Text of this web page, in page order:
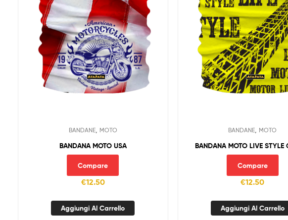
BANDANE, MOTO
BANDANA MOTO USA
Compare
€12.50
Aggiungi Al Carrello
BANDANE MOTO
BANDANA MOTO LIVE STYLE
Compare
€12.50
Aggiungi Al Carrello